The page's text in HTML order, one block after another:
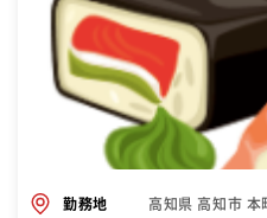
勤務地 高知県 高知市